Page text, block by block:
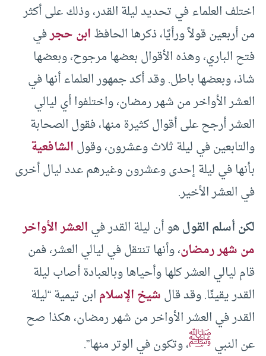
اختلف العلماء في تحديد ليلة القدر، وذلك على أكثر
من أربعين قولاً ورأيًا، ذكرها الحافظابن حجرفي
فتح الباري، وهذه الأقوال بعضها مرجوح، وبعضها
شاذ، وبعضها باطل. وقد أكد جمهور العلماء أنها في
العشر الأواخر من شهر رمضان، واختلفوا أي ليالي
العشر أرجح على أقوال كثيرة منها، فقول الصحابة
والتابعين في ليلة ثلاث وعشرون، وقولالشافعية
بأنها في ليلة إحدى وعشرون وغيرهم عدد ليال أخرى
في العشر الأخير.
لكن أسلم القولهو أن ليلة القدر فيالعشر الأواخر
من شهر رمضان، وأنها تنتقل في ليالي العشر، فمن
قام ليالي العشر كلها وأحياها وبالعبادة أصاب ليلة
القدر يقينًا. وقد قالشيخ الإسلامابن تيمية “ليلة
القدر في العشر الأواخر من شهر رمضان، هكذا صح
عن النبيﷺ، وتكون في الوتر منها”.